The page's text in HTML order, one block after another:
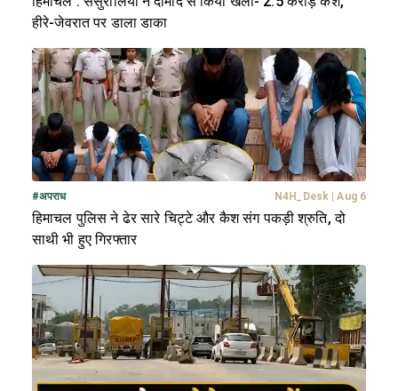
हीरे-जेवरात पर डाला डाका
#अपराध N4H_Desk | Aug 6
हिमाचल पुलिस ने ढेर सारे चिट्टे और कैश संग पकड़ी श्रुति, दो
साथी भी हुए गिरफ्तार